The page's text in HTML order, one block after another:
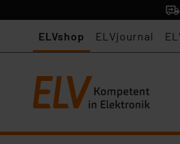
ELVshop ELVjournal